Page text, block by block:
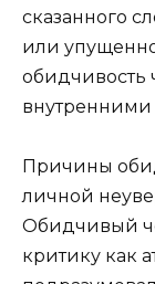
сказанного
или
обидчивость
Причины
личной
Обидчивый
критику как